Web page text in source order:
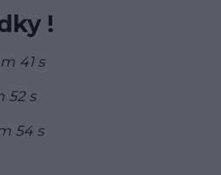
!
41 s
52 s
54 s